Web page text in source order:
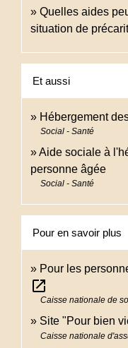
Quelles aides
situation de
Et aussi
Hébergement
Social - Santé
Aide sociale à
personne âgée
Social - Santé
Pour en savoir plus
Pour les
open_in_new
Caisse nationale de
Site "Pour bien
Caisse nationale